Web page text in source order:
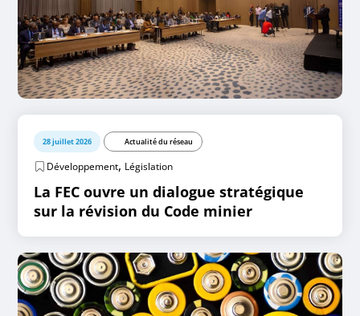
28 juillet 2026 Actualité du réseau
Développement, Législation
La FEC ouvre un dialogue stratégique
sur la révision du Code minier